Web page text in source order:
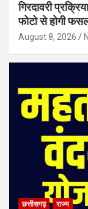
गिरदावरी
फोटो से होगी
August 8, 2026
छत्तीसगढ़ राज्य